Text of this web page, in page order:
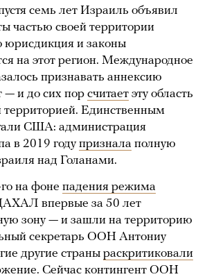
семь лет Израиль объявил
частью своей территории
юрисдикция и законы
на этот регион. Международное
признавать аннексию
— и до сих пор считает эту область
территорией. Единственным
США: администрация
в 2019 годупризнала полную
над Голанами.
на фоне падения режима
впервые за 50 лет
зону — и зашли на территорию
секретарь ООН Антониу
другие страны раскритиковали
Сейчас контингент ООН